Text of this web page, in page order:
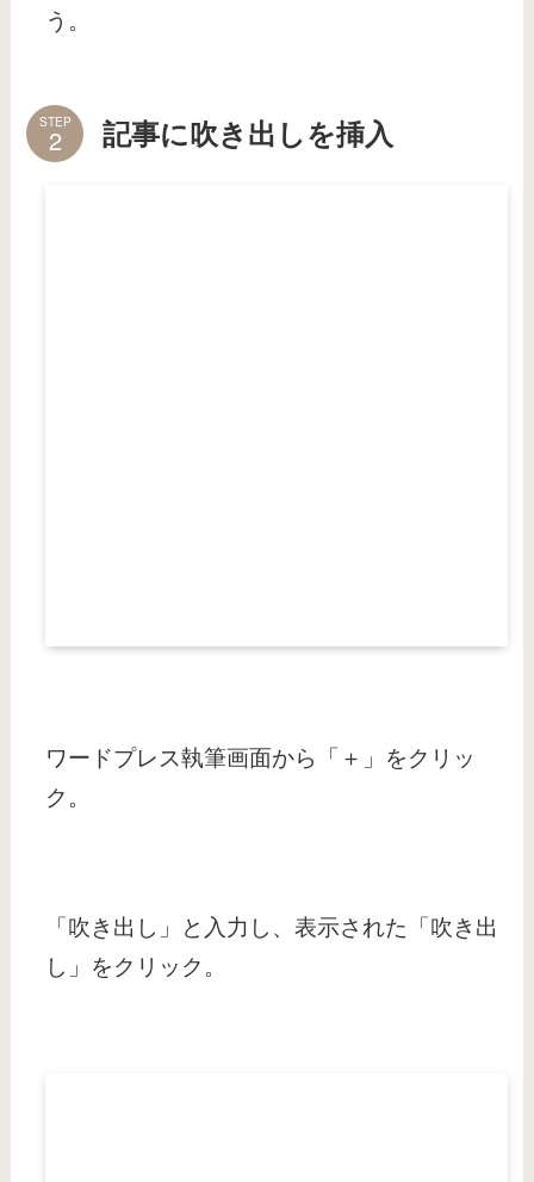
う。
STEP 記事に吹き出しを挿入
ワードプレス執筆画面から「＋」をクリッ
ク。
「吹き出し」と入力し、表示された「吹き出
し」をクリック。